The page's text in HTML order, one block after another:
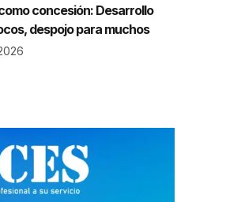
concesión: Desarrollo
despojo para muchos